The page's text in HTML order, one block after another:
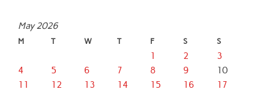
May 2026
M T W T F S S
1 2
3
4
5 6 7 8 9
10
11
12 13 14 15 16
17